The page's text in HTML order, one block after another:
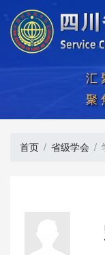
汇
聚
首页 省级学会